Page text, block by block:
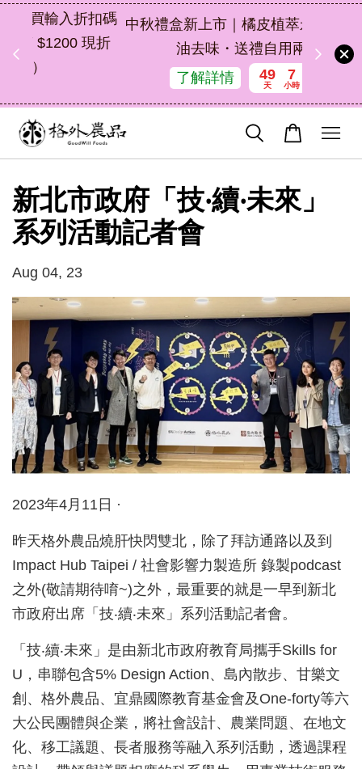
中秋禮盒新上市｜橘皮植萃永續好禮，解
油去味・送禮自用兩相宜
49
天
7
小時
23
分鐘
新北市政府「技‧續‧未來」
系列活動記者會
Aug 04, 23
2023年4月11日 ·
昨天格外農品燒肝快閃雙北，除了拜訪通路以及到
Impact Hub Taipei / 社會影響力製造所 錄製podcast
之外(敬請期待唷~)之外，最重要的就是一早到新北
市政府出席「技‧續‧未來」系列活動記者會。
「技‧續‧未來」是由新北市政府教育局攜手Skills for
U，串聯包含5% Design Action、島內散步、甘樂文
創、格外農品、宜鼎國際教育基金會及One-forty等六
大公民團體與企業，將社會設計、農業問題、在地文
化、移工議題、長者服務等融入系列活動，透過課程